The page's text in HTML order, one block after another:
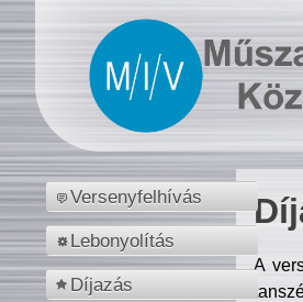
Versenyfelhívás
Lebonyolítás
Díjazás
A